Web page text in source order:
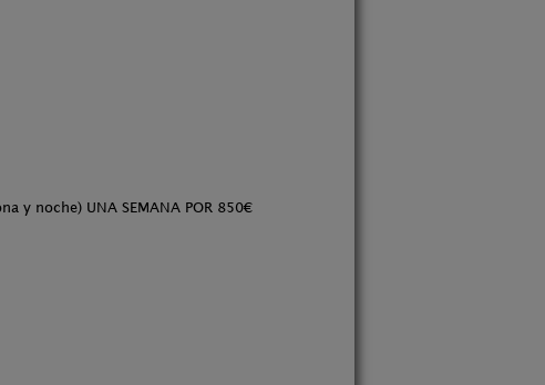
y noche) UNA SEMANA POR 850€